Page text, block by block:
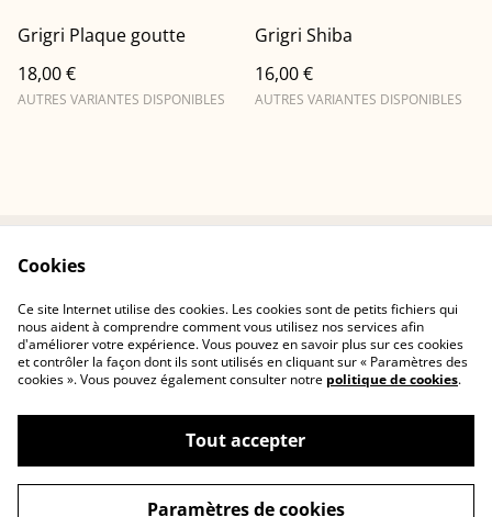
Grigri Plaque goutte
18,00 €
AUTRES VARIANTES DISPONIBLES
Grigri Shiba
16,00 €
AUTRES VARIANTES DISPONIBLES
confidentialité
Politique de cookies
Contactez-nous
©2026Cerisia Concept
Cookies
Ce site Internet utilise des cookies. Les cookies sont de petits fichiers qui
nous aident à comprendre comment vous utilisez nos services afin
d'améliorer votre expérience. Vous pouvez en savoir plus sur ces cookies
et contrôler la façon dont ils sont utilisés en cliquant sur « Paramètres des
cookies ». Vous pouvez également consulter notre politique de cookies.
Tout accepter
Paramètres de cookies